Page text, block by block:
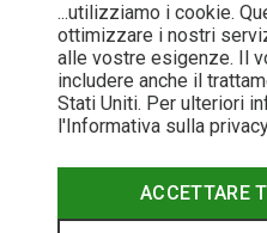
...utilizziamo i cookie.
ottimizzare i nostri
alle vostre esigenze. Il
includere anche il
Stati Uniti. Per ulteriori
l'Informativa sulla
ACCETTARE
Informativa Privacy Recesso